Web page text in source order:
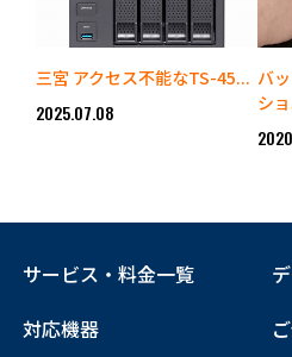
三宮 アクセス不能なTS-45...
2025.07.08
バ
シ
サービス・料金一覧
対応機器